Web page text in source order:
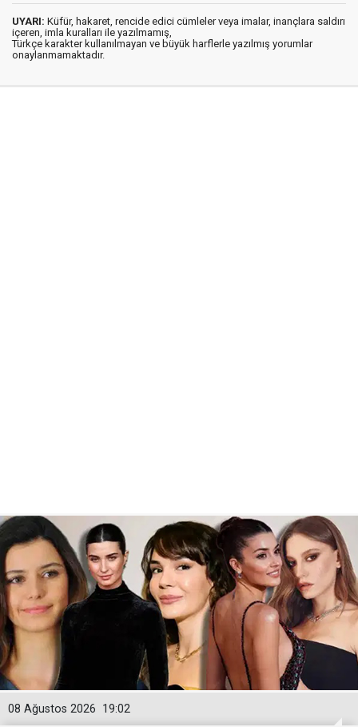
UYARI: Küfür, hakaret, rencide edici cümleler veya imalar, inançlara saldırı
içeren, imla kuralları ile yazılmamış,
Türkçe karakter kullanılmayan ve büyük harflerle yazılmış yorumlar
onaylanmamaktadır.
19:02
08 Ağustos 2026